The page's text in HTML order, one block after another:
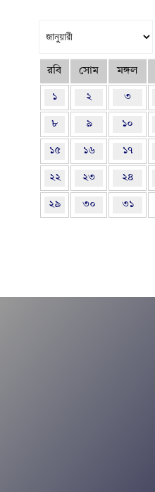
রবি সোম মঙ্গল
১ ২ ৩
৮ ৯ ১০
১৫ ১৬ ১৭
২২ ২৩ ২৪
২৯ ৩০ ৩১